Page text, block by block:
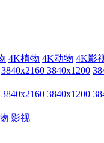
4K植物 4K动物 4K影
3840x2160 3840x1200
3840x2160 3840x1200
影视